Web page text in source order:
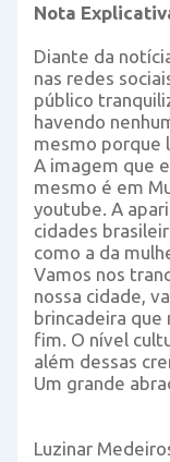
Nota
Diante da
nas redes
público
havendo
mesmo porque
A imagem que
mesmo é em
youtube. A
cidades
como a da
Vamos nos
nossa cidade,
brincadeira que
fim. O nível
além dessas
Um grande
Luzinar